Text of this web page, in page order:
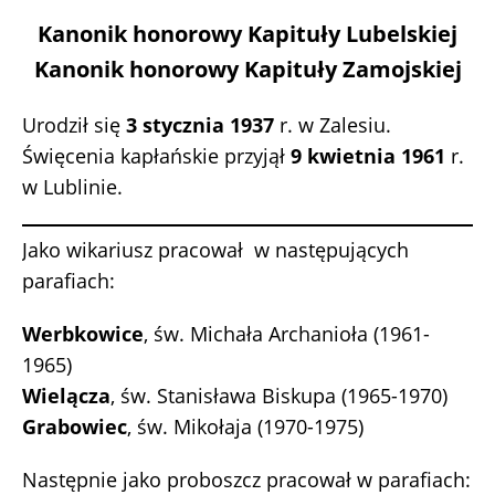
Kanonik honorowy Kapituły Lubelskiej
Kanonik honorowy Kapituły Zamojskiej
Urodził się 3 stycznia 1937 r. w Zalesiu.
Święcenia kapłańskie przyjął 9 kwietnia 1961 r.
w Lublinie.
Jako wikariusz pracował w następujących
parafiach:
Werbkowice, św. Michała Archanioła (1961-
1965)
Wielącza, św. Stanisława Biskupa (1965-1970)
Grabowiec, św. Mikołaja (1970-1975)
Następnie jako proboszcz pracował w parafiach: